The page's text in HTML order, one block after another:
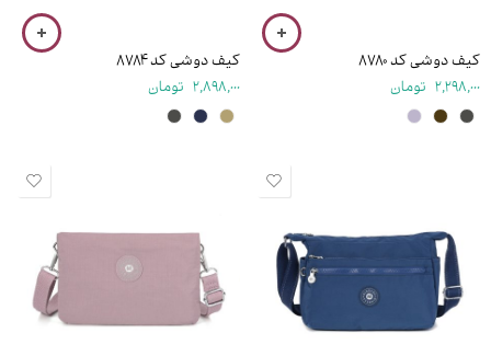
کیف دوشی کد ۸۷۸۰
2,298,000 تومان
کیف دوشی کد ۸۷۸۴
2,898,000 تومان
۱۸ سانتی متر ۱۵ سانتی متر